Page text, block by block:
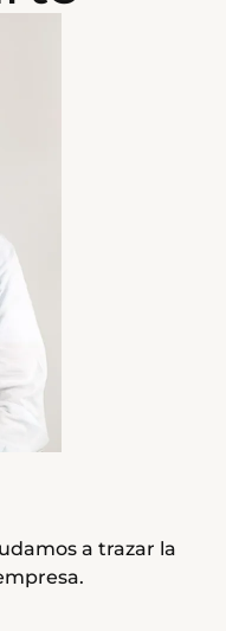
a trazar la